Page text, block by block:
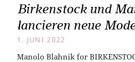
Birkenstock und
lancieren neue
1. JUNI 2022
Manolo Blahnik for